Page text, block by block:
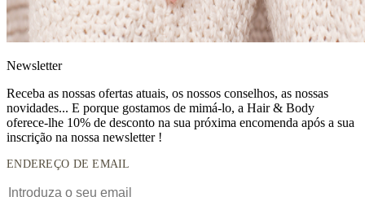
Newsletter
Receba as nossas ofertas atuais, os nossos conselhos, as nossas
novidades... E porque gostamos de mimá-lo, a Hair & Body
oferece-lhe 10% de desconto na sua próxima encomenda após a sua
inscrição na nossa newsletter !
ENDEREÇO DE EMAIL